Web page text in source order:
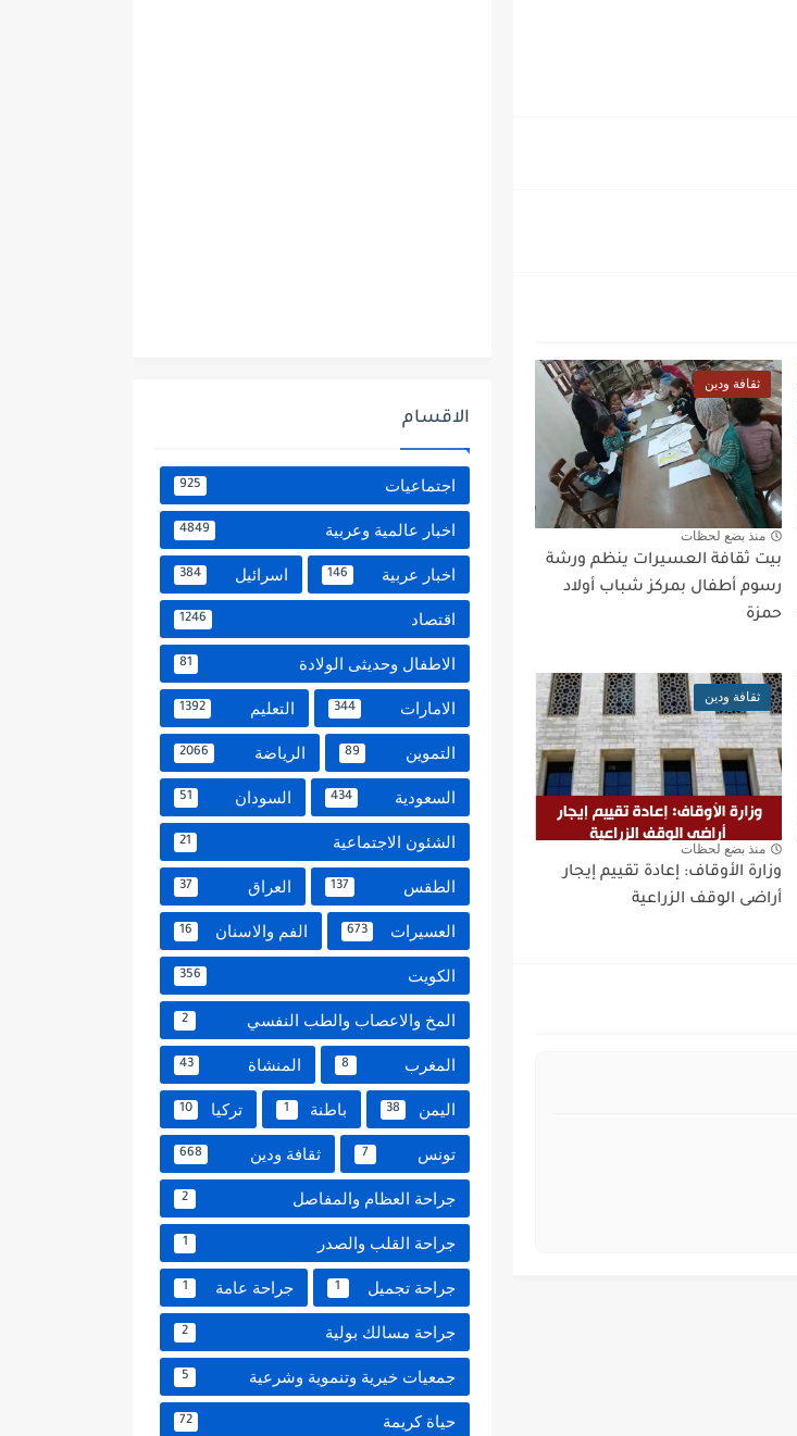
ثقافة ودين
منذ بضع لحظات
بيت ثقافة العسيرات ينظم ورشة
رسوم أطفال بمركز شباب أولاد
حمزة
ثقافة ودين
منذ بضع لحظات
وزارة الأوقاف: إعادة تقييم إيجار
أراضى الوقف الزراعية
الاقسام
اجتماعيات 925
اخبار عالمية وعربية 4849
اخبار عربية 146 اسرائيل 384
اقتصاد 1246
الاطفال وحديثى الولادة 81
الامارات 344 التعليم 1392
التموين 89 الرياضة 2066
السعودية 434 السودان 51
الشئون الاجتماعية 21
الطقس 137 العراق 37
العسيرات 673 الفم والاسنان 16
الكويت 356
المخ والاعصاب والطب النفسي 2
المغرب 8 المنشاة 43
اليمن 38 باطنة 1 تركيا 10
تونس 7 ثقافة ودين 668
جراحة العظام والمفاصل 2
جراحة القلب والصدر 1
جراحة تجميل 1 جراحة عامة 1
جراحة مسالك بولية 2
جمعيات خيرية وتنموية وشرعية 5
حياة كريمة 72